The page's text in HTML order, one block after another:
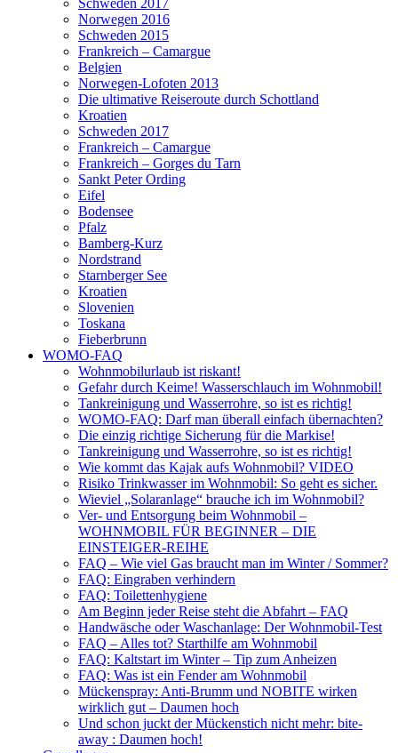
Norwegen 2016
Schweden 2015
Frankreich – Camargue
Belgien
Norwegen-Lofoten 2013
Die ultimative Reiseroute durch Schottland
Kroatien
Schweden 2017
Frankreich – Camargue
Frankreich – Gorges du Tarn
Sankt Peter Ording
Eifel
Bodensee
Pfalz
Bamberg-Kurz
Nordstrand
Starnberger See
Kroatien
Slovenien
Toskana
Fieberbrunn
WOMO-FAQ
Wohnmobilurlaub ist riskant!
Gefahr durch Keime! Wasserschlauch im Wohnmobil!
Tankreinigung und Wasserrohre, so ist es richtig!
WOMO-FAQ: Darf man überall einfach übernachten?
Die einzig richtige Sicherung für die Markise!
Tankreinigung und Wasserrohre, so ist es richtig!
Wie kommt das Kajak aufs Wohnmobil? VIDEO
Risiko Trinkwasser im Wohnmobil: So geht es sicher.
Wieviel „Solaranlage“ brauche ich im Wohnmobil?
Ver- und Entsorgung beim Wohnmobil –
WOHNMOBIL FÜR BEGINNER – DIE
EINSTEIGER-REIHE
FAQ – Wie viel Gas braucht man im Winter / Sommer?
FAQ: Eingraben verhindern
FAQ: Toilettenhygiene
Am Beginn jeder Reise steht die Abfahrt – FAQ
Handwäsche oder Waschanlage: Der Wohnmobil-Test
FAQ – Alles tot? Starthilfe am Wohnmobil
FAQ: Kaltstart im Winter – Tip zum Anheizen
FAQ: Was ist ein Fender am Wohnmobil
Mückenspray: Anti-Brumm und NOBITE wirken
wirklich gut – Daumen hoch
Und schon juckt der Mückenstich nicht mehr: bite-
away : Daumen hoch!